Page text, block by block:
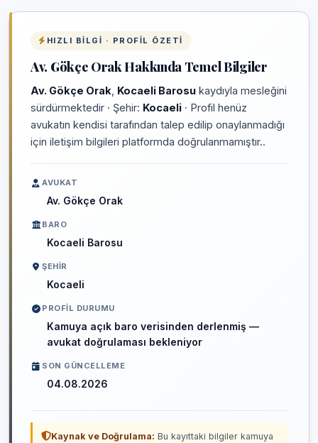
HIZLI BILGI · PROFIL ÖZETI
Av. Gökçe Orak Hakkında Temel Bilgiler
Av. Gökçe Orak Kocaeli Barosu kaydıyla mesleğini
sürdürmektedir · Şehir: Kocaeli · Profil henüz
avukatın kendisi tarafından talep edilip onaylanmadığı
için iletişim bilgileri platformda doğrulanmamıştır..
AVUKAT
Av. Gökçe Orak
BARO
Kocaeli Barosu
ŞEHIR
Kocaeli
PROFIL DURUMU
Kamuya açık baro verisinden derlenmiş —
avukat doğrulaması bekleniyor
SON GÜNCELLEME
04.08.2026
Kaynak ve Doğrulama: Bu kayıttaki bilgiler kamuya